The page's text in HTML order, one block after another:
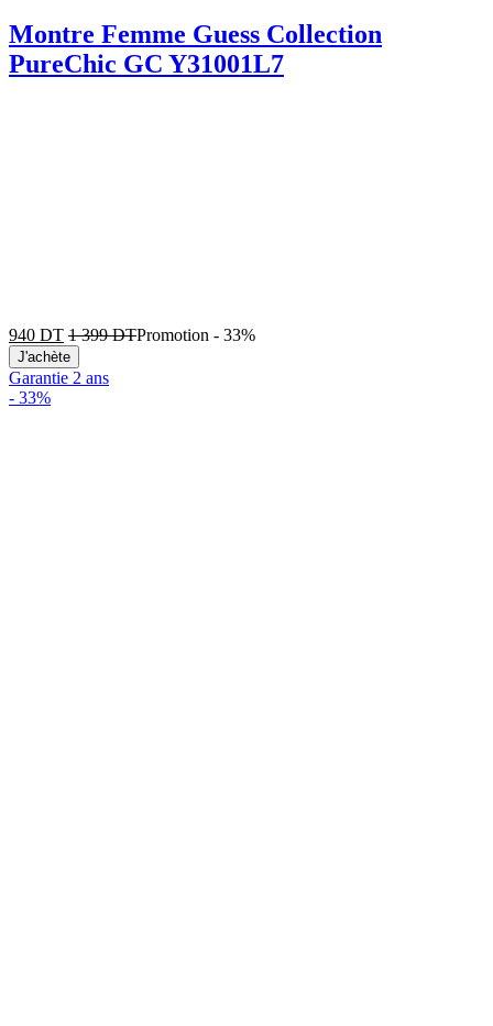
Montre Femme Guess Collection
PureChic GC Y31001L7
940 DT 1 399DTPromotion - 33%
J'achète
Garantie 2 ans
- 33%